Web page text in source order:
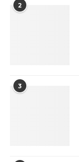
2
3